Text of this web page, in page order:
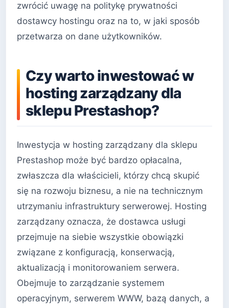
zwrócić uwagę na politykę prywatności
dostawcy hostingu oraz na to, w jaki sposób
przetwarza on dane użytkowników.
Czy warto inwestować w
hosting zarządzany dla
sklepu Prestashop?
Inwestycja w hosting zarządzany dla sklepu
Prestashop może być bardzo opłacalna,
zwłaszcza dla właścicieli, którzy chcą skupić
się na rozwoju biznesu, a nie na technicznym
utrzymaniu infrastruktury serwerowej. Hosting
zarządzany oznacza, że dostawca usługi
przejmuje na siebie wszystkie obowiązki
związane z konfiguracją, konserwacją,
aktualizacją i monitorowaniem serwera.
Obejmuje to zarządzanie systemem
operacyjnym, serwerem WWW, bazą danych, a